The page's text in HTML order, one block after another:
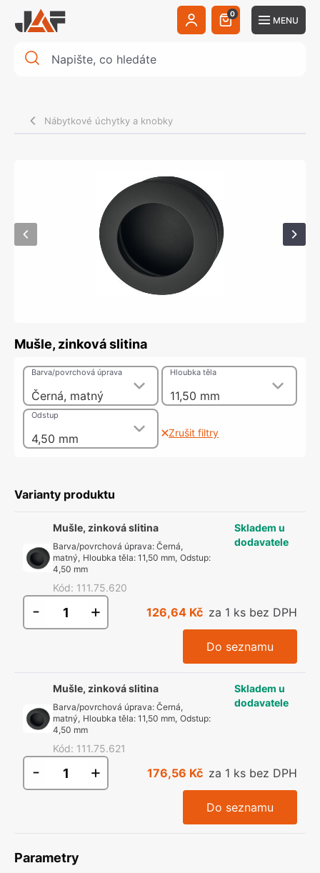
0
MENU
Nábytkové úchytky a knobky
Mušle, zinková slitina
Černá, matný
Barva/povrchová úprava
11,50 mm
Hloubka těla
4,50 mm
Odstup
Zrušit filtry
Varianty produktu
Mušle, zinková slitina
Barva/povrchová úprava:Černá,
matný, Hloubka těla:11,50 mm, Odstup:
4,50 mm
Kód: 111.75.620
Skladem u
dodavatele
- + 126,64 Kč za 1 ks bez DPH
Do seznamu
Mušle, zinková slitina
Barva/povrchová úprava:Černá,
matný, Hloubka těla:11,50 mm, Odstup:
4,50 mm
Kód: 111.75.621
Skladem u
dodavatele
- + 176,56 Kč za 1 ks bez DPH
Do seznamu
Parametry